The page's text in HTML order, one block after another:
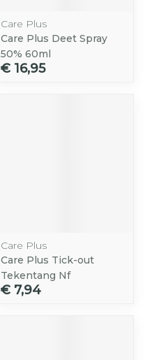
Care Plus
Care Plus Deet Spray
50% 60ml
€ 16,95
Care Plus
Care Plus Tick-out
Tekentang Nf
€ 7,94